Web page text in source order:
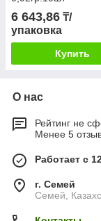
6 643,86 ₸/
упаковка
Купить
О нас
Рейтинг не
Менее 5
Работает с
г. Семей
Семей,